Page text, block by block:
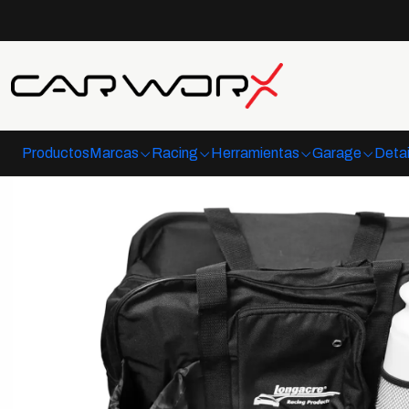
ProductosMarcas Racing Herramientas Garage